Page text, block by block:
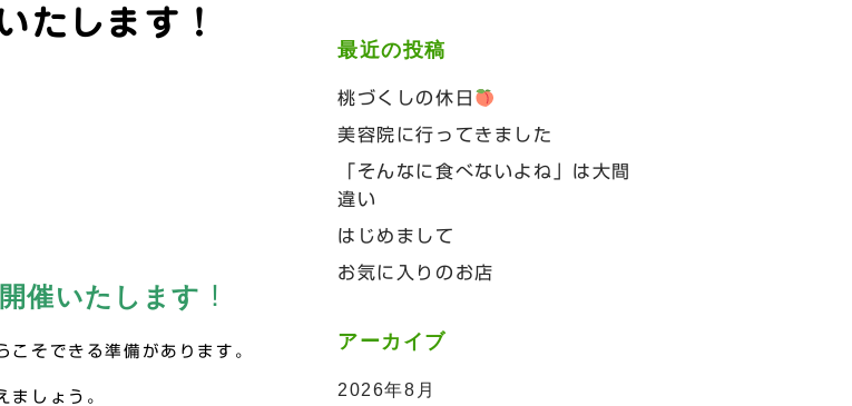
たします！
催いたします ！
そできる準備があります。
ましょう。
最近の投稿
桃づくしの休日
美容院に行ってきました
「そんなに食べないよね」は大間
違い
はじめまして
お気に入りのお店
アーカイブ
2026年8月